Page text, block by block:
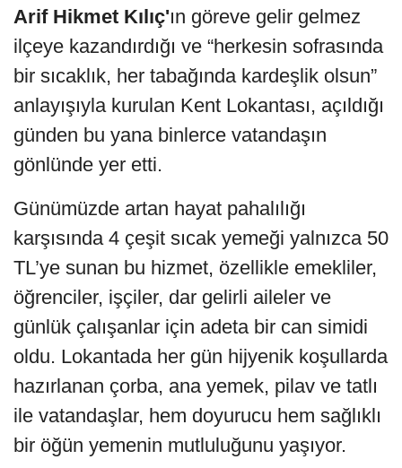
Arif Hikmet Kılıç'ın göreve gelir gelmez
ilçeye kazandırdığı ve “herkesin sofrasında
bir sıcaklık, her tabağında kardeşlik olsun”
anlayışıyla kurulan Kent Lokantası, açıldığı
günden bu yana binlerce vatandaşın
gönlünde yer etti.
Günümüzde artan hayat pahalılığı
karşısında 4 çeşit sıcak yemeği yalnızca 50
TL’ye sunan bu hizmet, özellikle emekliler,
öğrenciler, işçiler, dar gelirli aileler ve
günlük çalışanlar için adeta bir can simidi
oldu. Lokantada her gün hijyenik koşullarda
hazırlanan çorba, ana yemek, pilav ve tatlı
ile vatandaşlar, hem doyurucu hem sağlıklı
bir öğün yemenin mutluluğunu yaşıyor.